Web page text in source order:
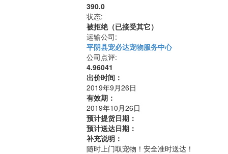
390.0
状态:
被拒绝（已接受其它）
运输公司:
平阴县宠必达宠物服务中心
公司点评:
4.96041
出价时间：
2019年9月26日
有效期：
2019年10月26日
预计提货日期：
预计送达日期：
补充说明：
随时上门取宠物！安全准时送达！